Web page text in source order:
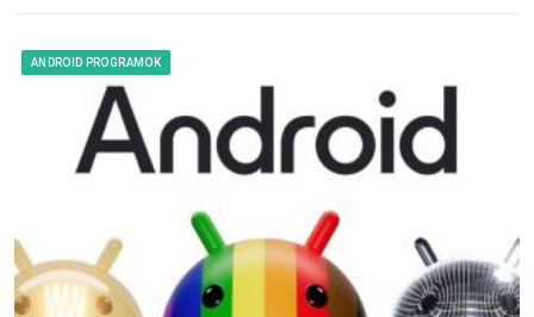
ANDROID PROGRAMOK